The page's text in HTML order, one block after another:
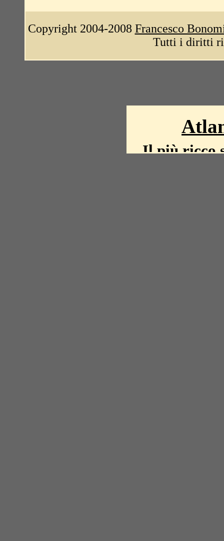
Copyright 2004-2008 Francesco
Tutti i diritti
Il più ricco